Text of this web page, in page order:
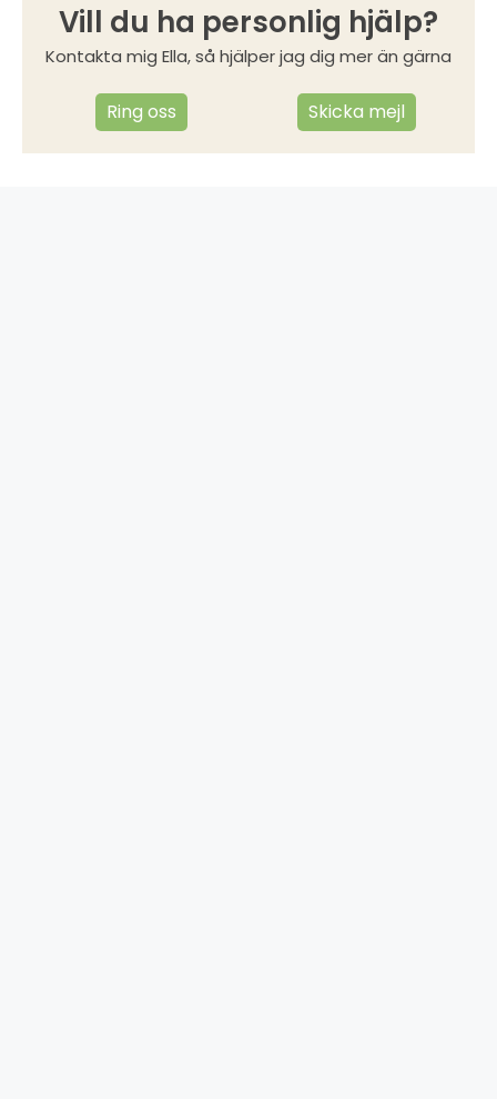
Vill du ha personlig hjälp?
Kontakta mig Ella, så hjälper jag dig mer än gärna
Ring oss Skicka mejl